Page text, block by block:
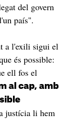
del govern
país".
a l'exili sigui el
és possible:
ell fos el
al cap, amb
justícia li hem